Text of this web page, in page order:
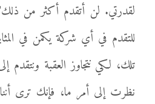
لقدرتي. لن أتقدم أكثر من
للتقدم في أي شركة يكمن في
تلك، لكي نتجاوز العقبة ونتقدم
نظرت إلى أمر ما، فإنك ترى أننا